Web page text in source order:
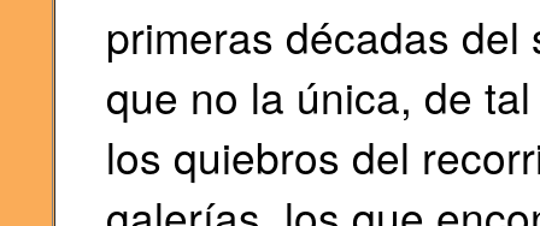
primeras décadas
que no la única, de
los quiebros del